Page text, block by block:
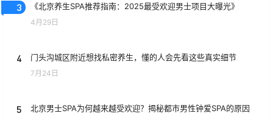
3 《北京养生SPA推荐指南：2025最受欢迎男士项目大曝光》
4月29日
4 门头沟城区附近想找私密养生，懂的人会先看这些真实细节
7月24日
5 北京男士SPA为何越来越受欢迎？揭秘都市男性钟爱SPA的原因